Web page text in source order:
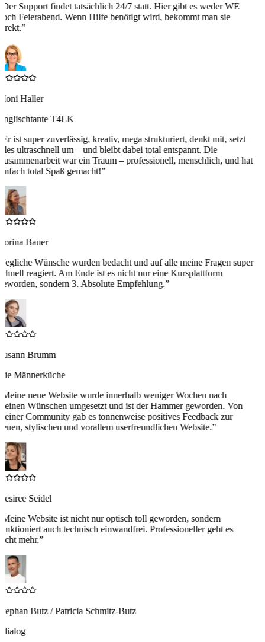
Der Support findet tatsächlich 24/7 statt. Hier gibt es weder WE
Feierabend. Wenn Hilfe benötigt wird, bekommt man sie
”
Haller
T4LK
Er ist super zuverlässig, kreativ, mega strukturiert, denkt mit, setzt
ultraschnell um – und bleibt dabei total entspannt. Die
war ein Traum – professionell, menschlich, und hat
total Spaß gemacht!”
Bauer
Jegliche Wünsche wurden bedacht und auf alle meine Fragen super
reagiert. Am Ende ist es nicht nur eine Kursplattform
sondern 3. Absolute Empfehlung.”
Brumm
Männerküche
Meine neue Website wurde innerhalb weniger Wochen nach
Wünschen umgesetzt und ist der Hammer geworden. Von
Community gab es tonnenweise positives Feedback zur
stylischen und vorallem userfreundlichen Website.”
Seidel
Meine Website ist nicht nur optisch toll geworden, sondern
auch technisch einwandfrei. Professioneller geht es
mehr.”
Butz / Patricia Schmitz-Butz